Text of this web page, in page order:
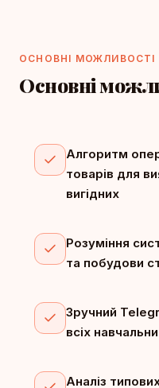
ОСНОВНІ МОЖЛИВОСТІ
Основні
Алгоритм
товарів для
вигідних
Розуміння
та побудови
Зручний
всіх
Аналіз